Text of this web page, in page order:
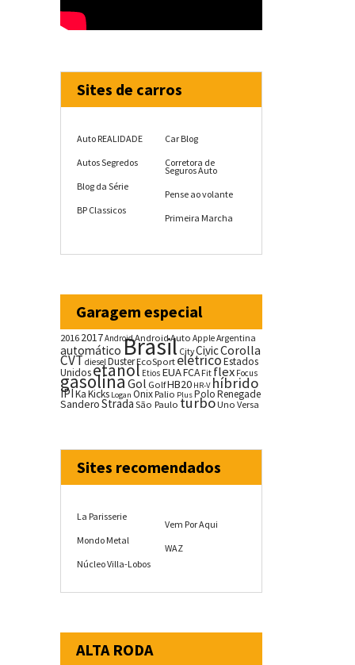
Sites de carros
Auto REALIDADE
Autos Segredos
Blog da Série
BP Classicos
Car Blog
Corretora de
Seguros Auto
Pense ao volante
Primeira Marcha
Garagem especial
20162017AndroidAndroid Auto AppleArgentina
automáticoBrasil CityCivicCorolla
CVTdieselDusterEcoSportelétricoEstados
Unidosetanol Etios EUAFCA Fit flex Focus
gasolina Gol GolfHB20 HR-V híbrido
IPIKaKicks Logan OnixPalio PlusPoloRenegade
SanderoStrada São Paulo turboUno Versa
Sites recomendados
La Parisserie
Mondo Metal
Núcleo Villa-Lobos
Vem Por Aqui
WAZ
ALTA RODA